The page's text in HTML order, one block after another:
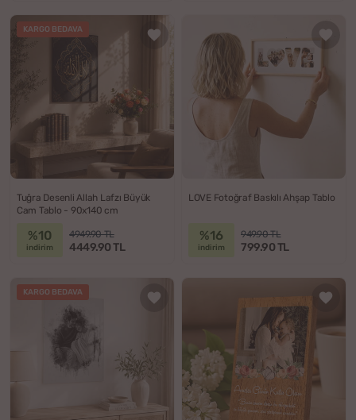
KARGO BEDAVA
Tuğra Desenli Allah Lafzı Büyük
Cam Tablo - 90x140 cm
%10
indirim
4949.90 TL
4449.90 TL
LOVE Fotoğraf Baskılı Ahşap Tablo
%16
indirim
949.90 TL
799.90 TL
KARGO BEDAVA